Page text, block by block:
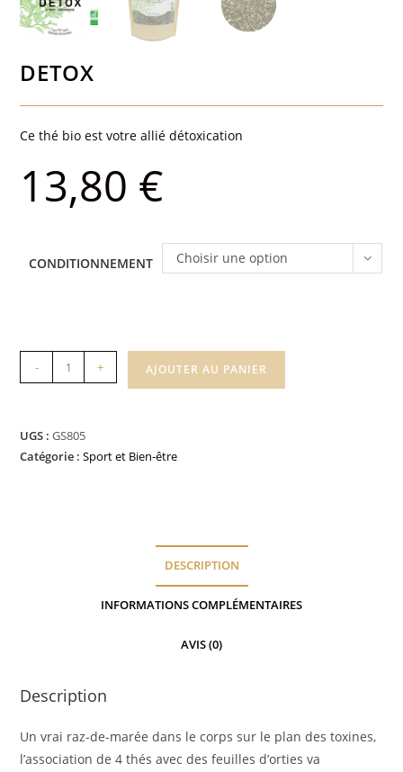
DETOX
Ce thé bio est votre allié détoxication
13,80 €
CONDITIONNEMENT Choisir une option
quantité
de
- + AJOUTER AU PANIER
UGS :GS805
Catégorie :Sport et Bien-être
DESCRIPTION
INFORMATIONS COMPLÉMENTAIRES
AVIS (0)
Description
Un vrai raz-de-marée dans le corps sur le plan des toxines,
l’association de 4 thés avec des feuilles d’orties va